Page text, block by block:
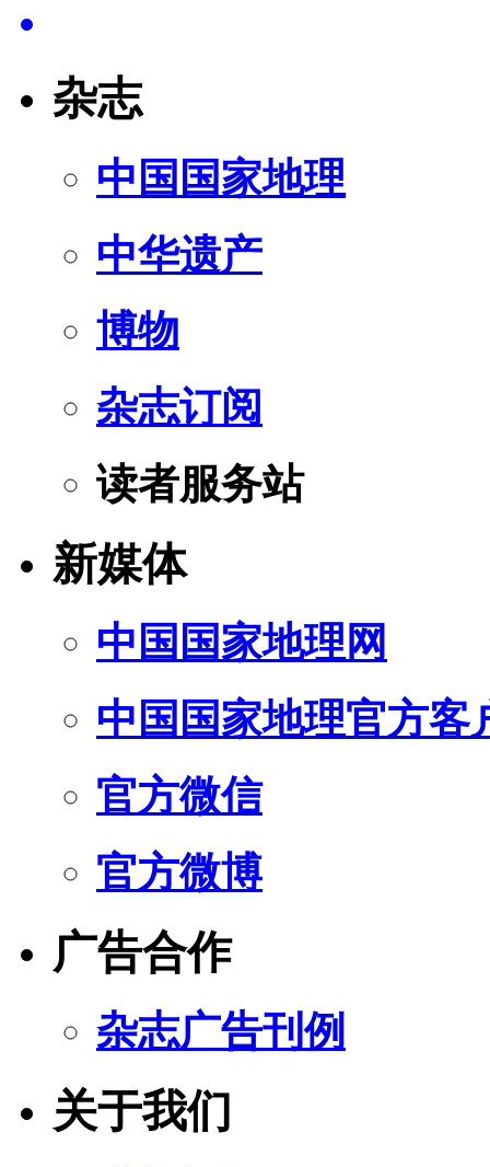
杂志
中国国家地理
中华遗产
博物
杂志订阅
读者服务站
新媒体
中国国家地理网
中国国家地理官方客
官方微信
官方微博
广告合作
杂志广告刊例
关于我们